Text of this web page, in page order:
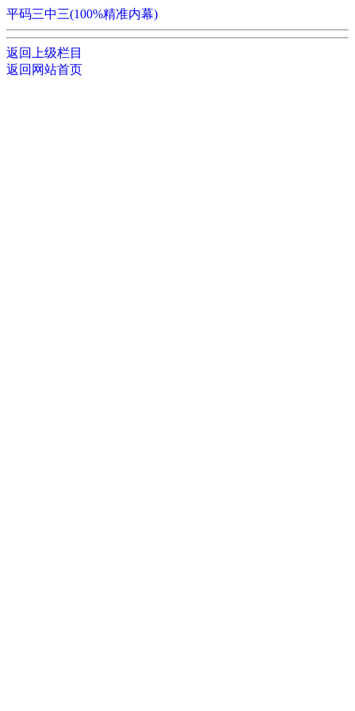
平码三中三(100%精准内幕)
返回上级栏目
返回网站首页